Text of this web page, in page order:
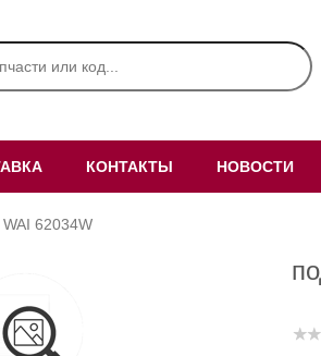
КОНТАКТЫ НОВОСТИ
62034W